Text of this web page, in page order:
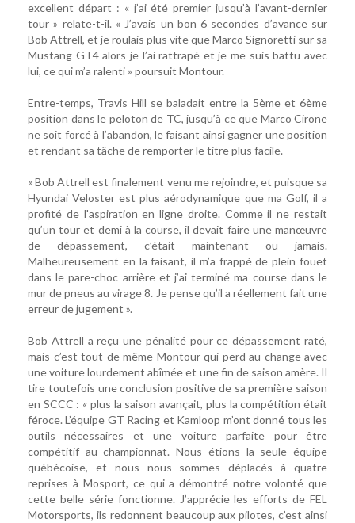
excellent départ : « j’ai été premier jusqu’à l’avant-dernier
tour » relate-t-il. « J’avais un bon 6 secondes d’avance sur
Bob Attrell, et je roulais plus vite que Marco Signoretti sur sa
Mustang GT4 alors je l’ai rattrapé et je me suis battu avec
lui, ce qui m’a ralenti » poursuit Montour.
Entre-temps, Travis Hill se baladait entre la 5ème et 6ème
position dans le peloton de TC, jusqu’à ce que Marco Cirone
ne soit forcé à l’abandon, le faisant ainsi gagner une position
et rendant sa tâche de remporter le titre plus facile.
« Bob Attrell est finalement venu me rejoindre, et puisque sa
Hyundai Veloster est plus aérodynamique que ma Golf, il a
profité de l'aspiration en ligne droite. Comme il ne restait
qu’un tour et demi à la course, il devait faire une manœuvre
de dépassement, c’était maintenant ou jamais.
Malheureusement en la faisant, il m’a frappé de plein fouet
dans le pare-choc arrière et j’ai terminé ma course dans le
mur de pneus au virage 8. Je pense qu’il a réellement fait une
erreur de jugement ».
Bob Attrell a reçu une pénalité pour ce dépassement raté,
mais c’est tout de même Montour qui perd au change avec
une voiture lourdement abîmée et une fin de saison amère. Il
tire toutefois une conclusion positive de sa première saison
en SCCC : « plus la saison avançait, plus la compétition était
féroce. L’équipe GT Racing et Kamloop m’ont donné tous les
outils nécessaires et une voiture parfaite pour être
compétitif au championnat. Nous étions la seule équipe
québécoise, et nous nous sommes déplacés à quatre
reprises à Mosport, ce qui a démontré notre volonté que
cette belle série fonctionne. J’apprécie les efforts de FEL
Motorsports, ils redonnent beaucoup aux pilotes, c’est ainsi